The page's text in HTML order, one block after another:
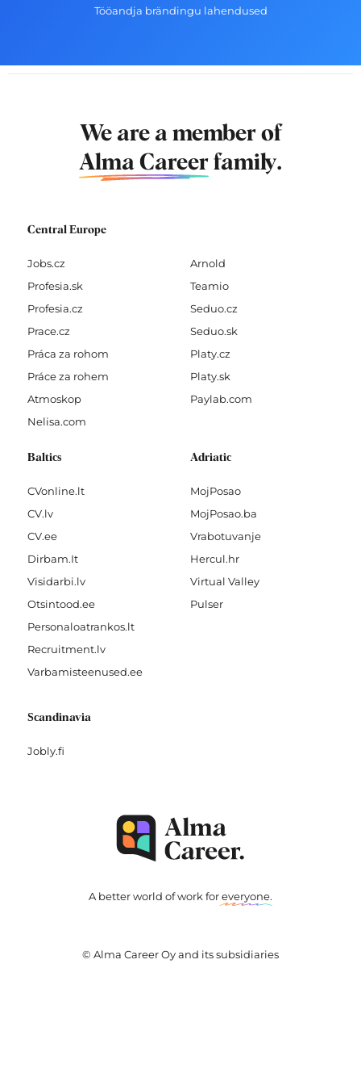
Tööandja brändingu lahendused
We are a member of
Alma Career family.
Central Europe
Jobs.cz
Profesia.sk
Profesia.cz
Prace.cz
Práca za rohom
Práce za rohem
Atmoskop
Nelisa.com
Arnold
Teamio
Seduo.cz
Seduo.sk
Platy.cz
Platy.sk
Paylab.com
Baltics
CVonline.lt
CV.lv
CV.ee
Dirbam.It
Visidarbi.lv
Otsintood.ee
Personaloatrankos.lt
Recruitment.lv
Varbamisteenused.ee
Adriatic
MojPosao
MojPosao.ba
Vrabotuvanje
Hercul.hr
Virtual Valley
Pulser
Scandinavia
Jobly.fi
A better world of work foreveryone.
© Alma Career Oy and its subsidiaries